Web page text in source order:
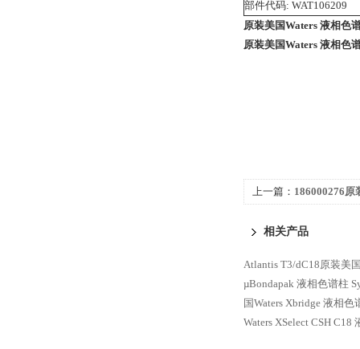
部件代码: WAT106209
原装美国Waters 液相色
原装美国Waters 液相色
上一篇： 186000276原
相关产品
Atlantis T3/dC18原装美
µBondapak 液相色谱柱
国Waters Xbridge 液相色
Waters XSelect CSH C18